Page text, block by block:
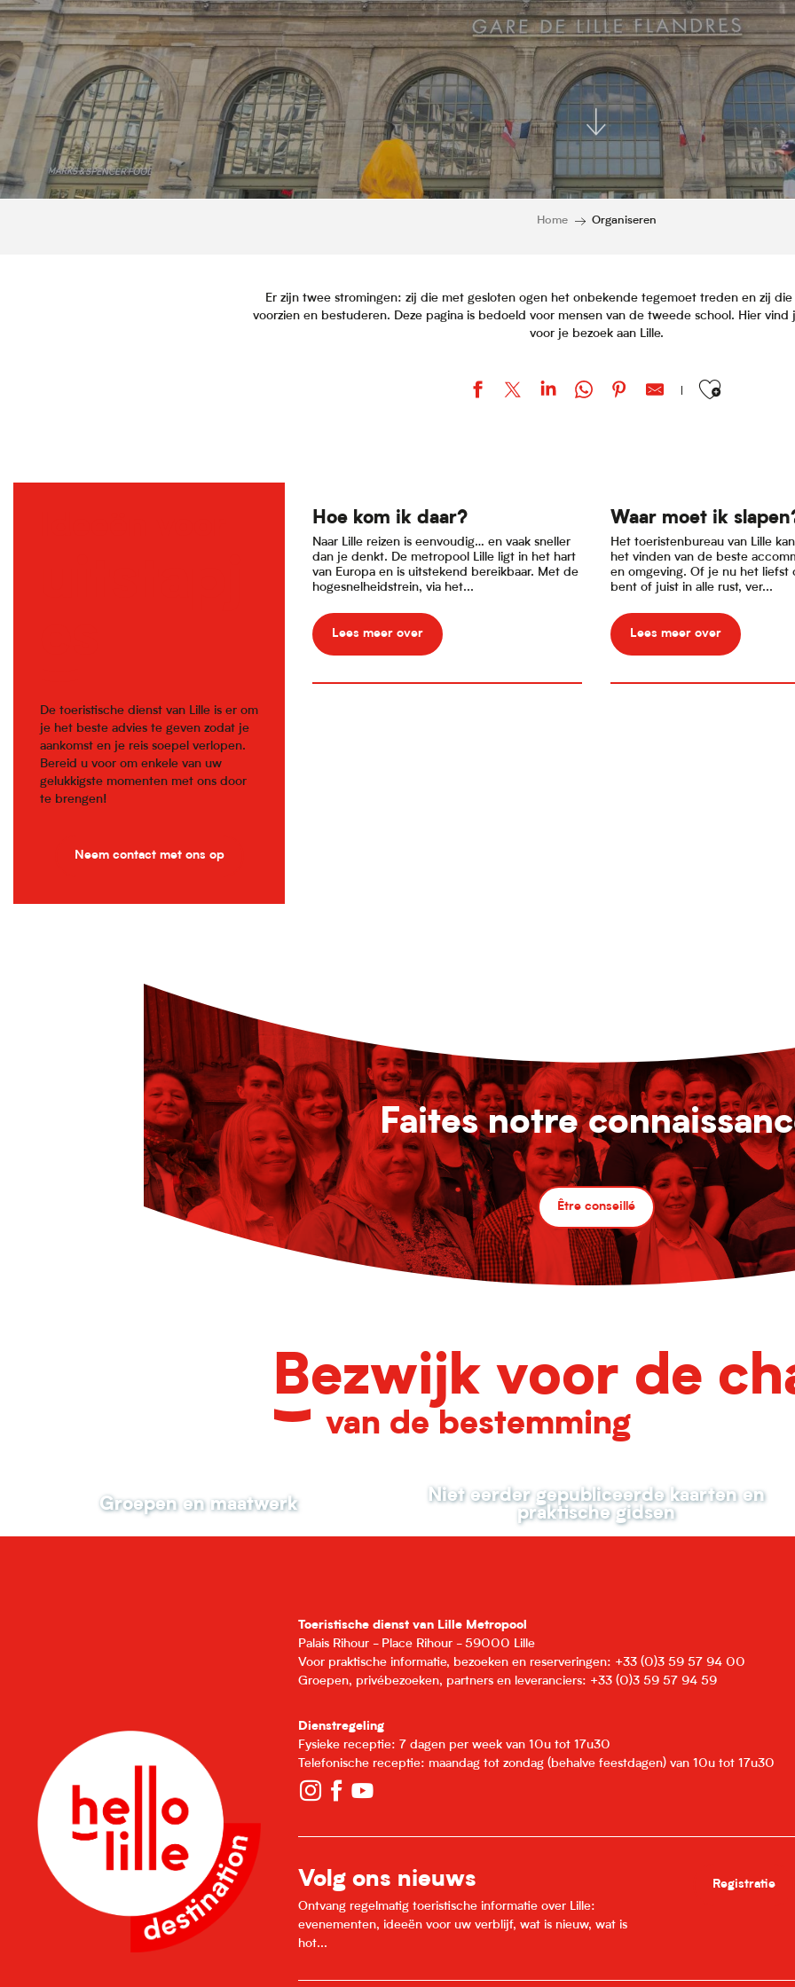
Home Organiseren
Er zijn twee stromingen: zij die met gesloten ogen het onbekende tegemoet treden en zij
voorzien en bestuderen. Deze pagina is bedoeld voor mensen van de tweede school. Hier
voor je bezoek aan Lille.
Ajouter aux
De toeristische dienst van Lille is er om
je het beste advies te geven zodat je
aankomst en je reis soepel verlopen.
Bereid u voor om enkele van uw
gelukkigste momenten met ons door
te brengen!
Neem contact met ons op
Hoe kom ik daar?
Naar Lille reizen is eenvoudig… en vaak sneller
dan je denkt. De metropool Lille ligt in het hart
van Europa en is uitstekend bereikbaar. Met de
hogesnelheidstrein, via het...
Lees meer over
Waar moet ik
Het toeristenbureau van Lille
het vinden van de beste
en omgeving. Of je nu het liefst
bent of juist in alle rust, ver...
Lees meer over
Faites notre
Être conseillé
Bezwijk voor de
van de bestemming
Groepen en maatwerk
Niet eerder gepubliceerde kaarten en
praktische gidsen
Toeristische dienst van Lille Metropool
Palais Rihour - Place Rihour - 59000 Lille
Voor praktische informatie, bezoeken en reserveringen: +33 (0)3 59 57 94 00
Groepen, privébezoeken, partners en leveranciers: +33 (0)3 59 57 94 59
Dienstregeling
Fysieke receptie: 7 dagen per week van 10u tot 17u30
Telefonische receptie: maandag tot zondag (behalve feestdagen) van 10u tot 17u30
Volg ons nieuws
Ontvang regelmatig toeristische informatie over Lille:
evenementen, ideeën voor uw verblijf, wat is nieuw, wat is
hot...
Registratie